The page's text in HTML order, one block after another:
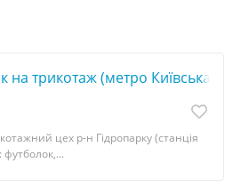
трикотаж (метро Київська)
цех р-н Гідропарку (станція